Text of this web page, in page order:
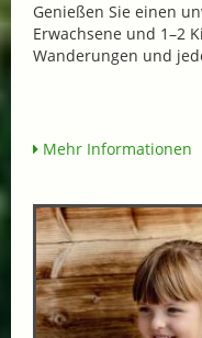
Genießen Sie einen
Erwachsene und 1–2
Wanderungen und
Mehr Informationen